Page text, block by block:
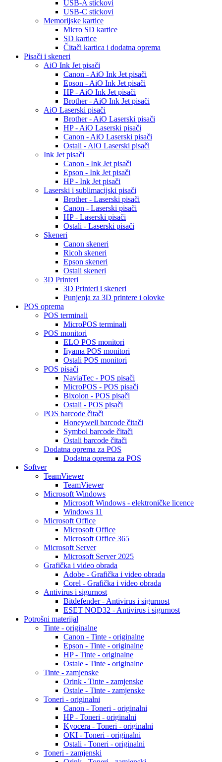
USB-A stickovi
USB-C stickovi
Memorijske kartice
Micro SD kartice
SD kartice
Čitači kartica i dodatna oprema
Pisači i skeneri
AiO Ink Jet pisači
Canon - AiO Ink Jet pisači
Epson - AiO Ink Jet pisači
HP - AiO Ink Jet pisači
Brother - AiO Ink Jet pisači
AiO Laserski pisači
Brother - AiO Laserski pisači
HP - AiO Laserski pisači
Canon - AiO Laserski pisači
Ostali - AiO Laserski pisači
Ink Jet pisači
Canon - Ink Jet pisači
Epson - Ink Jet pisači
HP - Ink Jet pisači
Laserski i sublimacijski pisači
Brother - Laserski pisači
Canon - Laserski pisači
HP - Laserski pisači
Ostali - Laserski pisači
Skeneri
Canon skeneri
Ricoh skeneri
Epson skeneri
Ostali skeneri
3D Printeri
3D Printeri i skeneri
Punjenja za 3D printere i olovke
POS oprema
POS terminali
MicroPOS terminali
POS monitori
ELO POS monitori
Iiyama POS monitori
Ostali POS monitori
POS pisači
NaviaTec - POS pisači
MicroPOS - POS pisači
Bixolon - POS pisači
Ostali - POS pisači
POS barcode čitači
Honeywell barcode čitači
Symbol barcode čitači
Ostali barcode čitači
Dodatna oprema za POS
Dodatna oprema za POS
Softver
TeamViewer
TeamViewer
Microsoft Windows
Microsoft Windows - elektroničke licence
Windows 11
Microsoft Office
Microsoft Office
Microsoft Office 365
Microsoft Server
Microsoft Server 2025
Grafička i video obrada
Adobe - Grafička i video obrada
Corel - Grafička i video obrada
Antivirus i sigurnost
Bitdefender - Antivirus i sigurnost
ESET NOD32 - Antivirus i sigurnost
Potrošni materijal
Tinte - originalne
Canon - Tinte - originalne
Epson - Tinte - originalne
HP - Tinte - originalne
Ostale - Tinte - originalne
Tinte - zamjenske
Orink - Tinte - zamjenske
Ostale - Tinte - zamjenske
Toneri - originalni
Canon - Toneri - originalni
HP - Toneri - originalni
Kyocera - Toneri - originalni
OKI - Toneri - originalni
Ostali - Toneri - originalni
Toneri - zamjenski